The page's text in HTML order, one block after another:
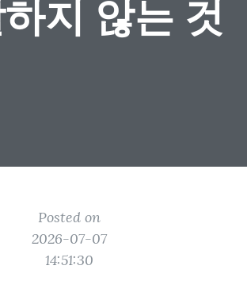
지 않는 것
Posted on
2026-07-07
14:51:30